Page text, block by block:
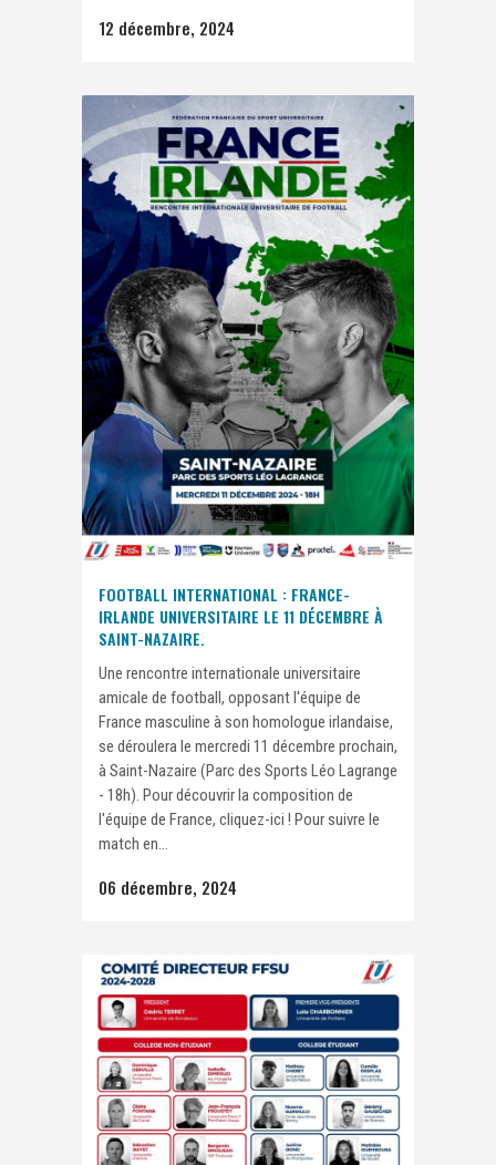
12 décembre, 2024
FOOTBALL INTERNATIONAL : FRANCE-
IRLANDE UNIVERSITAIRE LE 11 DÉCEMBRE À
SAINT-NAZAIRE.
Une rencontre internationale universitaire
amicale de football, opposant l'équipe de
France masculine à son homologue irlandaise,
se déroulera le mercredi 11 décembre prochain,
à Saint-Nazaire (Parc des Sports Léo Lagrange
- 18h). Pour découvrir la composition de
l'équipe de France, cliquez-ici ! Pour suivre le
match en...
06 décembre, 2024